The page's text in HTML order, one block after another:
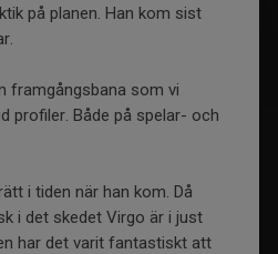
på planen. Han kom sist
framgångsbana som vi
profiler. Både på spelar- och
i tiden när han kom. Då
i det skedet Virgo är i just
har det varit fantastiskt att